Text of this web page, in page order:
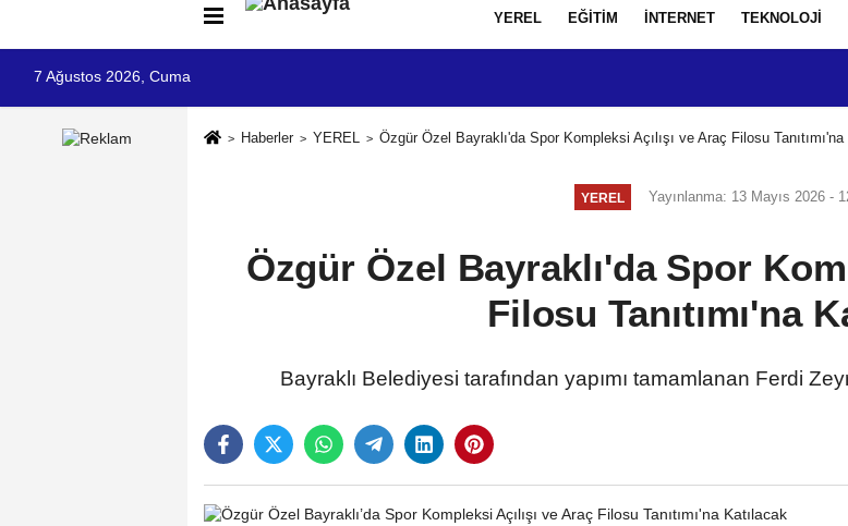
YEREL EĞİTİM İNTERNET TEKNOLOJİ
7 Ağustos 2026, Cuma
Haberler YEREL Özgür Özel Bayraklı'da Spor Kompleksi Açılışı ve Araç Filosu Tanıtımı'na
YEREL Yayınlanma: 13 Mayıs 2026 -
Özgür Özel Bayraklı'da Spor
Filosu Tanıtımı'na
Bayraklı Belediyesi tarafından yapımı tamamlanan Ferdi